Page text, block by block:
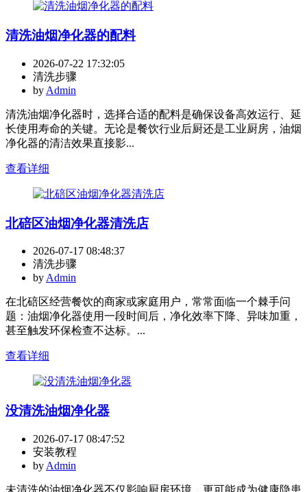
清洗油烟净化器的配料
2026-07-22 17:32:05
清洗步骤
by Admin
清洗油烟净化器时，选择合适的配料是确保设备高效运行、延
长使用寿命的关键。无论是餐饮行业后厨还是工业厨房，油烟
净化器的清洁效果直接影...
查看详细
北碚区油烟净化器清洗店
2026-07-17 08:48:37
清洗步骤
by Admin
在北碚区经营餐饮的商家或家庭用户，常常面临一个棘手问
题：油烟净化器使用一段时间后，净化效率下降、异味加重，
甚至触发环保检查不达标。...
查看详细
没清洗油烟净化器
2026-07-17 08:47:52
安装教程
by Admin
未清洗的油烟净化器不仅影响厨房环境，更可能成为健康隐患